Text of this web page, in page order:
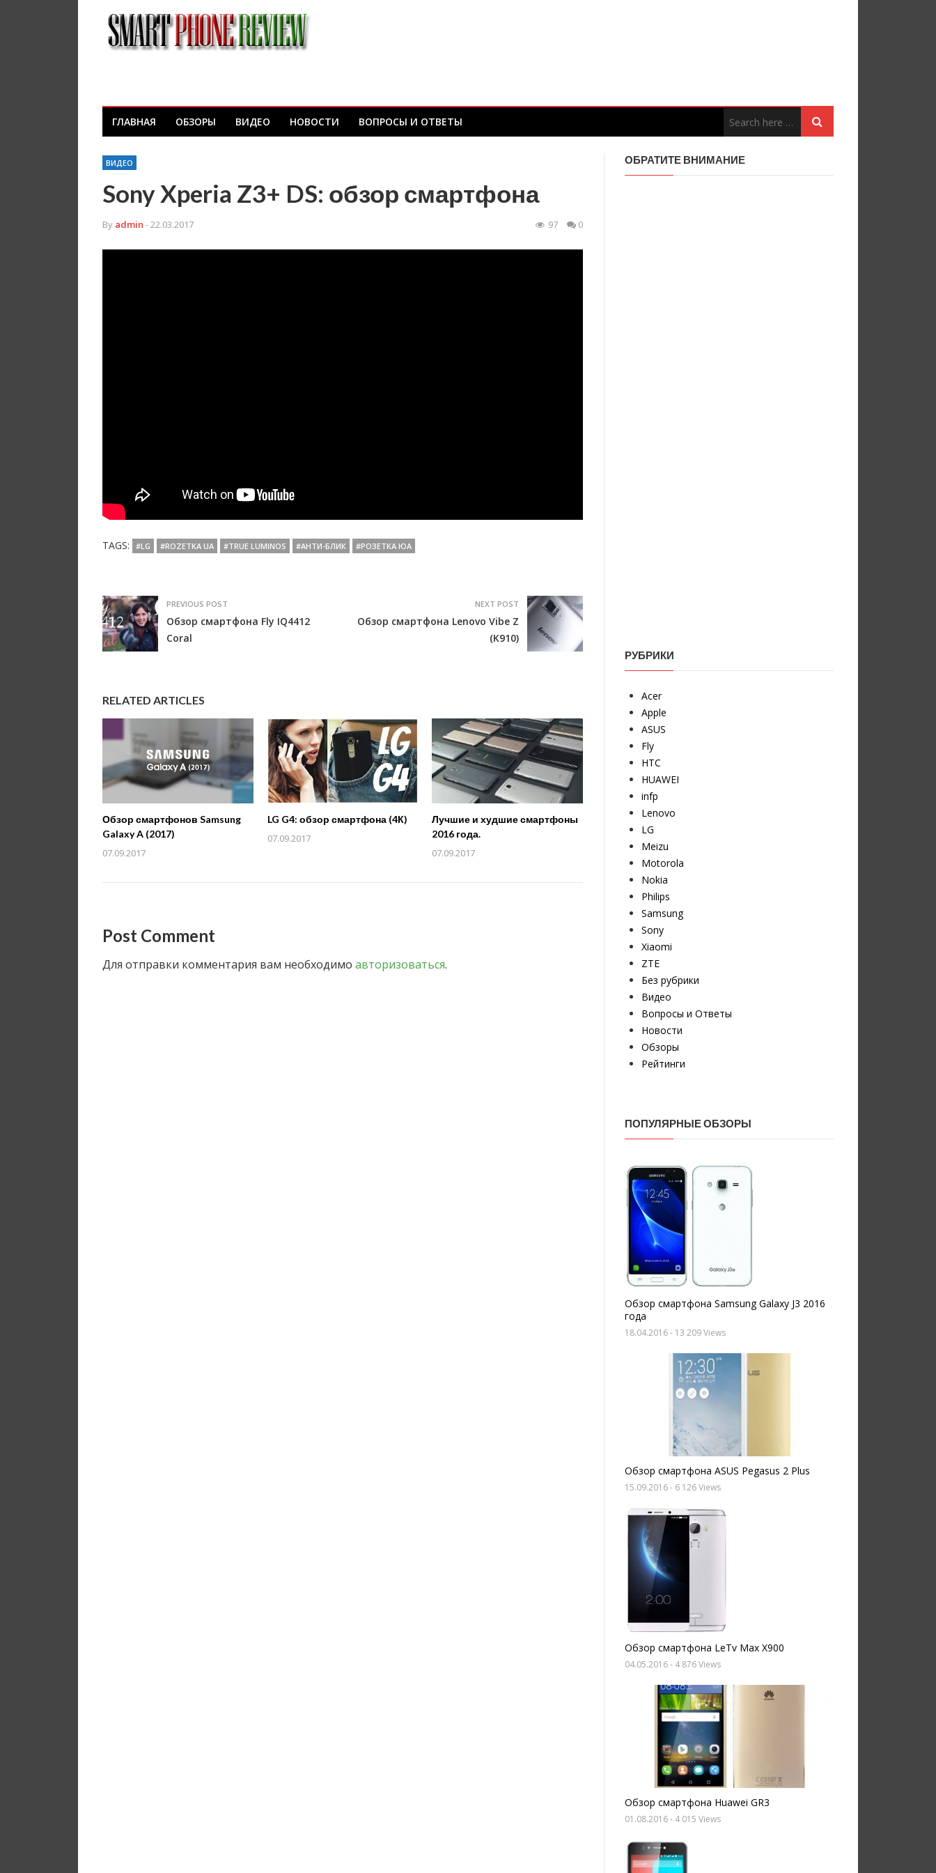
ГЛАВНАЯ ОБЗОРЫ ВИДЕО НОВОСТИ ВОПРОСЫ И ОТВЕТЫ
ВИДЕО
Sony Xperia Z3+ DS: обзор смартфона
By admin - 22.03.2017 97 0
TAGS: #LG #ROZETKA UA #TRUE LUMINOS #АНТИ-БЛИК #РОЗЕТКА ЮА
PREVIOUS POST
Обзор смартфона Fly IQ4412
Coral
NEXT POST
Обзор смартфона Lenovo Vibe Z
(K910)
RELATED ARTICLES
Обзор смартфонов Samsung
Galaxy A (2017)
07.09.2017
LG G4: обзор смартфона (4К)
07.09.2017
Лучшие и худшие смартфоны
2016 года.
07.09.2017
Post Comment
Для отправки комментария вам необходимо авторизоваться.
ОБРАТИТЕ ВНИМАНИЕ
РУБРИКИ
Acer
Apple
ASUS
Fly
HTC
HUAWEI
infp
Lenovo
LG
Meizu
Motorola
Nokia
Philips
Samsung
Sony
Xiaomi
ZTE
Без рубрики
Видео
Вопросы и Ответы
Новости
Обзоры
Рейтинги
ПОПУЛЯРНЫЕ ОБЗОРЫ
Обзор смартфона Samsung Galaxy J3 2016
года
18.04.2016- 13 209 Views
Обзор смартфона ASUS Pegasus 2 Plus
15.09.2016- 6 126 Views
Обзор смартфона LeTv Max X900
04.05.2016- 4 876 Views
Обзор смартфона Huawei GR3
01.08.2016- 4 015 Views